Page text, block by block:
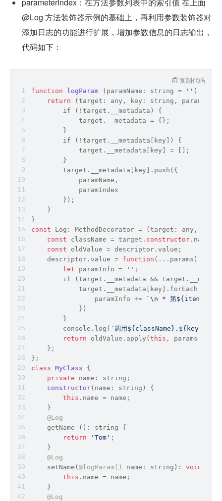
@Log 方法装饰器示例的基础上，再利用参数装饰器对
添加日志的功能进行扩展，增加参数信息的日志输出，
代码如下：
function logParam ( paramName: string = '' ):
return
( target: any , key: string ,
        if (!target.__metadata) {
            target.__metadata = {};
        }
        if (!target.__metadata[key]) {
            target.__metadata[key] = [];
        }
        target.__metadata[key].push({
            paramName,
            paramIndex
        });
    }
}
const Log: MethodDecorator = ( target: any , key:
const className = target. constructor .name;
const oldValue = descriptor.value;
    descriptor.value =
function ( ...params )
let paramInfo = '' ;
if (target.__metadata &&
            target.__metadata[key].forEach(
                paramInfo +=
`\n * 第
            })
        }
console .log( `调用 ${className} . ${key}
return oldValue.apply( this , params);
    };
};
class MyClass
{
private name: string ;
constructor( name: string )
{
this .name = name;
    }
@Log
    getName ():
string {
return
'Tom' ;
    }
@Log
    setName(
@logParam() name: string): void
this .name = name;
    }
@Log
复制代码